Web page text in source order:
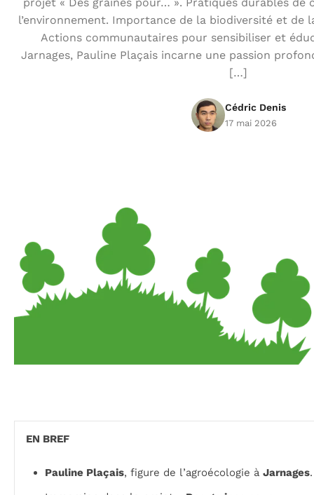
l’environnement. Importance de la biodiversité et de
Actions communautaires pour sensibiliser et
Jarnages, Pauline Plaçais incarne une passion
[…]
Cédric Denis
17 mai 2026
EN BREF
Pauline Plaçais, figure de l’agroécologie à Jarnages.